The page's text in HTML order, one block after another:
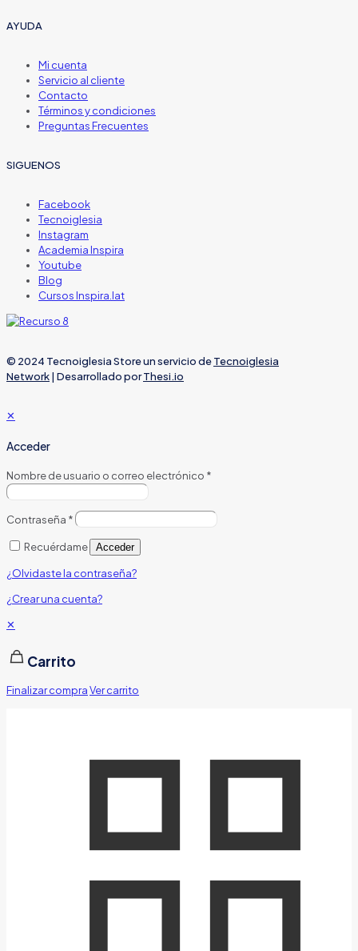
AYUDA
Mi cuenta
Servicio al cliente
Contacto
Términos y condiciones
Preguntas Frecuentes
SIGUENOS
Facebook
Tecnoiglesia
Instagram
Academia Inspira
Youtube
Blog
Cursos Inspira.lat
© 2024 Tecnoiglesia Store un servicio deTecnoiglesia
Network| Desarrollado porThesi.io
✕
Acceder
Nombre de usuario o correo electrónico *
Contraseña *
Recuérdame Acceder
¿Olvidaste la contraseña?
¿Crear una cuenta?
✕
Carrito
Finalizar compraVer carrito